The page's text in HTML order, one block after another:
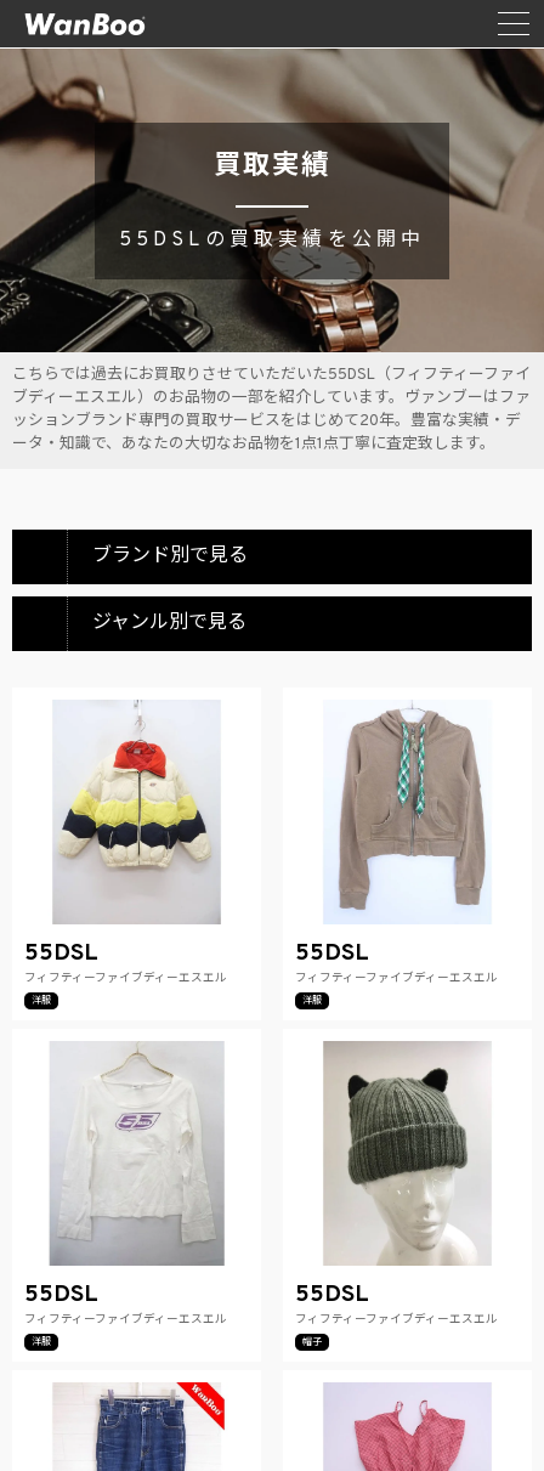
買取実績
55DSLの買取実績を公開中
こちらでは過去にお買取りさせていただいた55DSL（フィフティーファイ
ブディーエスエル）のお品物の一部を紹介しています。ヴァンブーはファ
ッションブランド専門の買取サービスをはじめて20年。豊富な実績・デ
ータ・知識で、あなたの大切なお品物を1点1点丁寧に査定致します。
ブランド別で見る
ジャンル別で見る
55DSL
フィフティーファイブディーエスエル
洋服
55DSL
フィフティーファイブディーエスエル
洋服
55DSL
フィフティーファイブディーエスエル
洋服
55DSL
フィフティーファイブディーエスエル
帽子